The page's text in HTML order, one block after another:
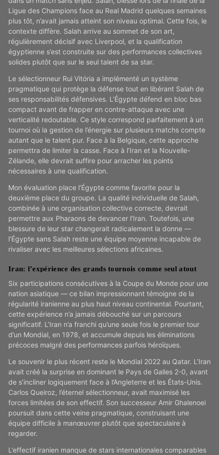
Ligue des Champions face au Real Madrid quelques semaines
plus tôt, n’avait jamais atteint son niveau optimal. Cette fois, le
contexte diffère. Salah arrive au sommet de son art,
régulièrement décisif avec Liverpool, et la qualification
égyptienne s’est construite sur des performances collectives
solides plutôt que sur le seul talent de sa star.
Le sélectionneur Rui Vitória a implémenté un système
pragmatique qui protège la défense tout en libérant Salah de
ses responsabilités défensives. L’Égypte défend en bloc bas
compact avant de frapper en contre-attaque avec une
verticalité redoutable. Ce style correspond parfaitement à un
tournoi où la gestion de l’énergie sur plusieurs matchs compte
autant que le talent pur. Face à la Belgique, cette approche
permettra de limiter la casse. Face à l’Iran et la Nouvelle-
Zélande, elle devrait suffire pour arracher les points
nécessaires à une qualification.
Mon évaluation place l’Égypte comme favorite pour la
deuxième place du groupe. La qualité individuelle de Salah,
combinée à une organisation collective correcte, devrait
permettre aux Pharaons de devancer l’Iran. Toutefois, une
blessure de leur star changerait radicalement la donne —
l’Égypte sans Salah reste une équipe moyenne incapable de
rivaliser avec les meilleures sélections africaines.
Iran: l’expérience des grands tournois comme seul atout
Six participations consécutives à la Coupe du Monde pour une
nation asiatique — ce bilan impressionnant témoigne de la
régularité iranienne au plus haut niveau continental. Pourtant,
cette expérience n’a jamais débouché sur un parcours
significatif. L’Iran n’a franchi qu’une seule fois le premier tour
d’un Mondial, en 1978, et accumule depuis les éliminations
précoces malgré des performances parfois héroïques.
Le souvenir le plus récent reste le Mondial 2022 au Qatar. L’Iran
avait créé la surprise en dominant le Pays de Galles 2-0, avant
de s’incliner logiquement face à l’Angleterre et les États-Unis.
Carlos Queiroz, l’éternel sélectionneur, avait maximisé les
forces limitées de son effectif. Son successeur Amir Ghalenoei
poursuit dans cette veine pragmatique, construisant une
équipe difficile à manœuvrer plutôt que spectaculaire à
regarder.
L’effectif iranien manque de stars internationales comparables